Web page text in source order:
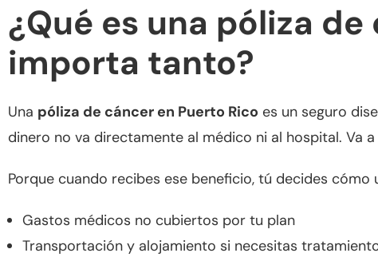
¿Qué es una póliza
importa tanto?
Una póliza de cáncer en Puerto Rico es un seguro
dinero no va directamente al médico ni al hospital. Va
Porque cuando recibes ese beneficio, tú decides cómo
Gastos médicos no cubiertos por tu plan
Transportación y alojamiento si necesitas